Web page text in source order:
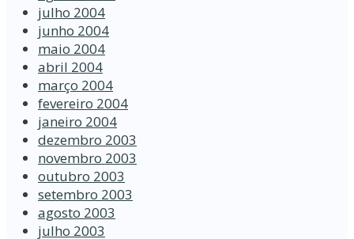
julho 2004
junho 2004
maio 2004
abril 2004
março 2004
fevereiro 2004
janeiro 2004
dezembro 2003
novembro 2003
outubro 2003
setembro 2003
agosto 2003
julho 2003